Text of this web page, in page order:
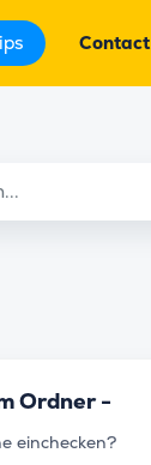
Contact
Ordner -
einchecken?